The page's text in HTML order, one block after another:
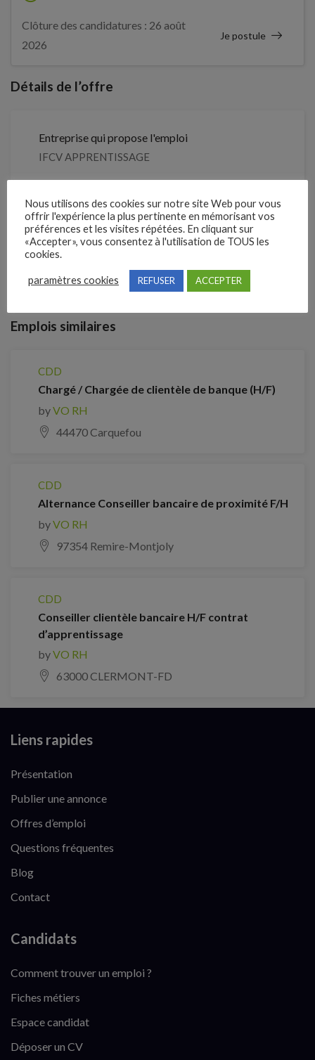
Clôture des candidatures : 26 août
2026
Je postule
Détails de l’offre
Entreprise qui propose l'emploi
IFCV APPRENTISSAGE
4295198
Emplois similaires
CDD
Chargé / Chargée de clientèle de banque (H/F)
byVO RH
44470 Carquefou
CDD
Alternance Conseiller bancaire de proximité F/H
byVO RH
97354 Remire-Montjoly
CDD
Conseiller clientèle bancaire H/F contrat
d’apprentissage
byVO RH
63000 CLERMONT-FD
Liens rapides
Présentation
Publier une annonce
Offres d’emploi
Questions fréquentes
Blog
Contact
Candidats
Comment trouver un emploi ?
Fiches métiers
Espace candidat
Déposer un CV
Nous utilisons des cookies sur notre site Web pour vous
offrir l'expérience la plus pertinente en mémorisant vos
préférences et les visites répétées. En cliquant sur
«Accepter», vous consentez à l'utilisation de TOUS les
cookies.
paramètres cookies REFUSER ACCEPTER